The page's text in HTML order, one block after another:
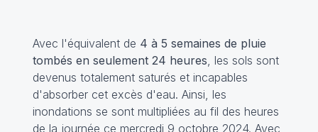
Avec l'équivalent de 4 à 5 semaines de pluie
tombés en seulement 24 heures , les sols sont
devenus totalement saturés et incapables
d'absorber cet excès d'eau. Ainsi, les
inondations se sont multipliées au fil des heures
de la journée ce mercredi 9 octobre 2024. Avec